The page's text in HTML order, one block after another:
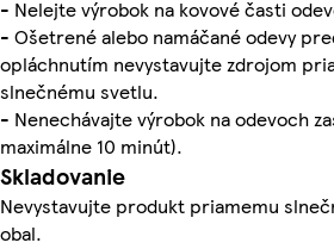
- Nelejte výrobok na kovové časti
- Ošetrené alebo namáčané odevy
opláchnutím nevystavujte zdrojom
slnečnému svetlu.
- Nenechávajte výrobok na odevoch
maximálne 10 minút).
Skladovanie
Nevystavujte produkt priamemu
obal.